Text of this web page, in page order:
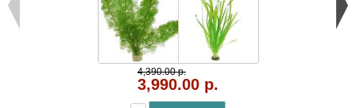
4,390.00 р.
3,990.00 р.